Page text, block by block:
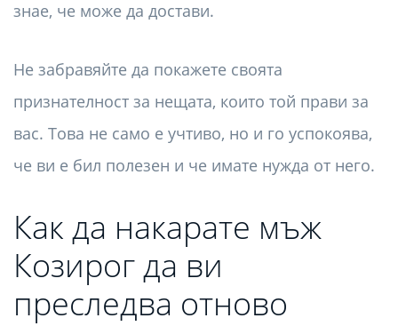
знае, че може да достави.
Не забравяйте да покажете своята
признателност за нещата, които той прави за
вас. Това не само е учтиво, но и го успокоява,
че ви е бил полезен и че имате нужда от него.
Как да накарате мъж
Козирог да ви
преследва отново